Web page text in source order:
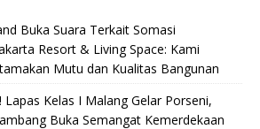
Buka Suara Terkait Somasi
Resort & Living Space: Kami
Mutu dan Kualitas Bangunan
Lapas Kelas I Malang Gelar Porseni,
Buka Semangat Kemerdekaan